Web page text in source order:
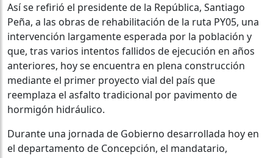
Así se refirió el presidente de la República, Santiago
Peña, a las obras de rehabilitación de la ruta PY05, una
intervención largamente esperada por la población y
que, tras varios intentos fallidos de ejecución en años
anteriores, hoy se encuentra en plena construcción
mediante el primer proyecto vial del país que
reemplaza el asfalto tradicional por pavimento de
hormigón hidráulico.
Durante una jornada de Gobierno desarrollada hoy en
el departamento de Concepción, el mandatario,